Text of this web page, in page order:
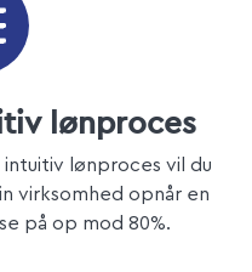
lønproces
lønproces vil du
virksomhed opnår en
på op mod 80%.